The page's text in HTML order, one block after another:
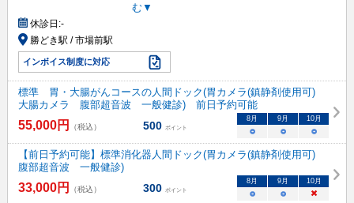
む▼
休診日:-
勝どき駅 / 市場前駅
インボイス制度に対応
標準 胃・大腸がんコースの人間ドック(胃カメラ(鎮静剤使用可)
大腸カメラ 腹部超音波 一般健診) 前日予約可能
55,000円 （税込） 500 ポイント
8 月 9 月 10月
○ ○ ○
【前日予約可能】標準消化器人間ドック(胃カメラ(鎮静剤使用可)
腹部超音波 一般健診)
33,000円 （税込） 300 ポイント
8 月 9 月 10月
○ ○ ×